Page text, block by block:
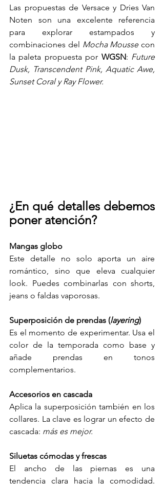
Las propuestas de Versace y Dries Van
Noten son una excelente referencia
para explorar estampados y
combinaciones del Mocha Mousse con
la paleta propuesta por WGSN: Future
Dusk, Transcendent Pink, Aquatic Awe,
Sunset Coral y Ray Flower.
¿En qué detalles debemos
poner atención?
Mangas globo
Este detalle no solo aporta un aire
romántico, sino que eleva cualquier
look. Puedes combinarlas con shorts,
jeans o faldas vaporosas.
Superposición de prendas (layering)
Es el momento de experimentar. Usa el
color de la temporada como base y
añade prendas en tonos
complementarios.
Accesorios en cascada
Aplica la superposición también en los
collares. La clave es lograr un efecto de
cascada: más es mejor.
Siluetas cómodas y frescas
El ancho de las piernas es una
tendencia clara hacia la comodidad.